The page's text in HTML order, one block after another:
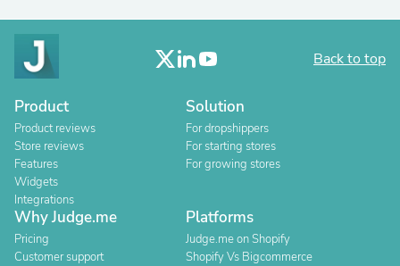
Back to top
Product
Product reviews
Store reviews
Features
Widgets
Integrations
Solution
For dropshippers
For starting stores
For growing stores
Why Judge.me
Pricing
Customer support
Platforms
Judge.me on Shopify
Shopify Vs Bigcommerce